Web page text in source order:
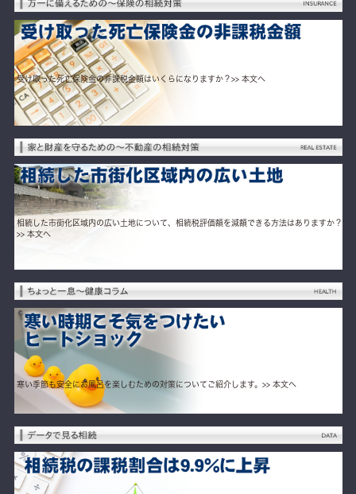
受け取った死亡保険金の非課税金額はいくらになりますか？ >> 本文へ
相続した市街化区域内の広い土地について、相続税評価額を減額できる方法はありますか？
>> 本文へ
寒い季節も安全にお風呂を楽しむための対策についてご紹介します。 >> 本文へ